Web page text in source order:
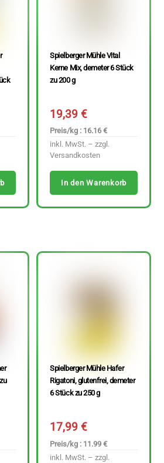
Spielberger Mühle Vital
Kerne Mix, demeter 6 Stück
zu 200 g
19,39€
Preis/kg : 16.16 €
inkl. MwSt. – zzgl.
Versandkosten
In den Warenkorb
Spielberger Mühle Hafer
Rigatoni, glutenfrei, demeter
6 Stück zu 250 g
17,99€
Preis/kg : 11.99 €
inkl. MwSt. – zzgl.